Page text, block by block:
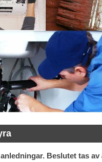
Beslutet tas